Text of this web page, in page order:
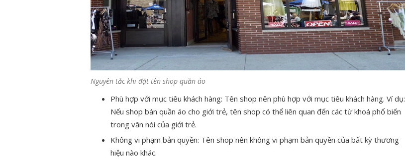
Nguyên tắc khi đặt tên shop quần áo
Phù hợp với mục tiêu khách hàng: Tên shop nên phù hợp với mục tiêu khách hàng. Ví dụ:
Nếu shop bán quần áo cho giới trẻ, tên shop có thể liên quan đến các từ khoá phổ biến
trong văn nói của giới trẻ.
Không vi phạm bản quyền: Tên shop nên không vi phạm bản quyền của bất kỳ thương
hiệu nào khác.